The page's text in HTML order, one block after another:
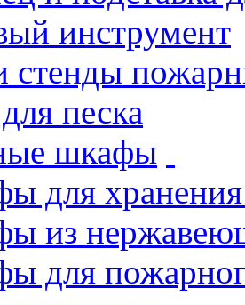
инструмент
песка
шкафы
для хранения
из
для